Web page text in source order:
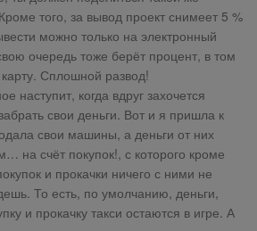
того, за вывод проект снимеет 5 %
можно только на электронный
очередь тоже берёт процент, в том
Сплошной развод!
наступит, когда вдруг захочется
свои деньги. Вот и я пришла к
свои машины, а деньги от них
на счёт покупок!, с которого кроме
и прокачки ничего с ними не
То есть, по умолчанию, деньги,
и прокачку такси остаются в игре. А